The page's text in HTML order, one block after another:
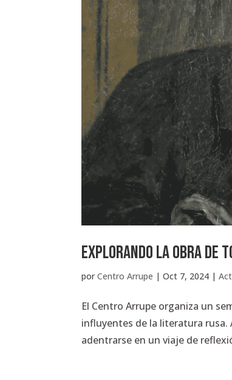
Explorando la obra de
porCentro Arrupe |Oct 7, 2024 |
El Centro Arrupe organiza un
influyentes de la literatura rusa.
adentrarse en un viaje de